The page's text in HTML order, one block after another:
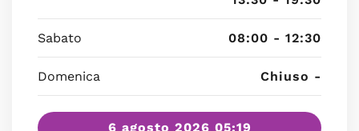
Sabato 08:00 - 12:30
Domenica Chiuso -
6 agosto 2026 05:19